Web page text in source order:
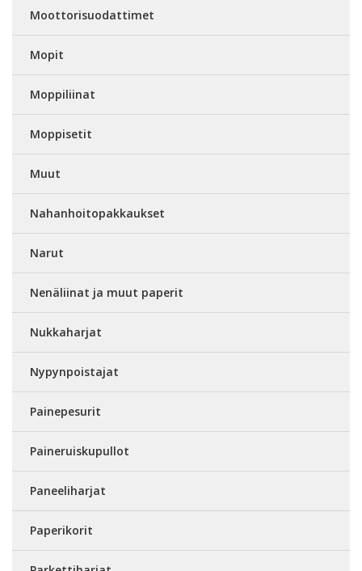
Moottorisuodattimet
Mopit
Moppiliinat
Moppisetit
Muut
Nahanhoitopakkaukset
Narut
Nenäliinat ja muut paperit
Nukkaharjat
Nypynpoistajat
Painepesurit
Paineruiskupullot
Paneeliharjat
Paperikorit